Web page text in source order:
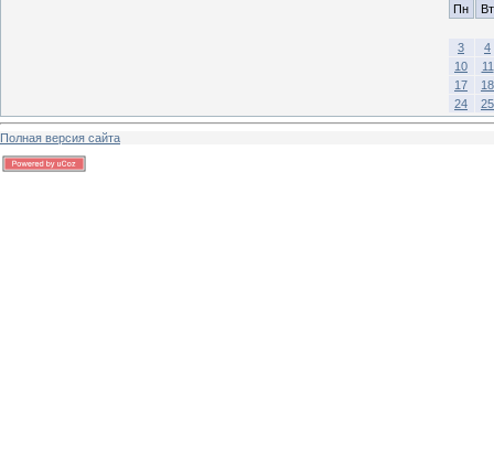
Пн
Вт
3
4
10
11
17
18
24
25
Полная версия сайта